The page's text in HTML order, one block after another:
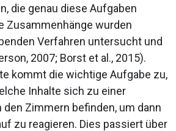
die genau diese Aufgaben
Zusammenhänge wurden
Verfahren untersucht und
2007; Borst et al., 2015).
kommt die wichtige Aufgabe zu,
Inhalte sich zu einer
Zimmern befinden, um dann
zu reagieren. Dies passiert über